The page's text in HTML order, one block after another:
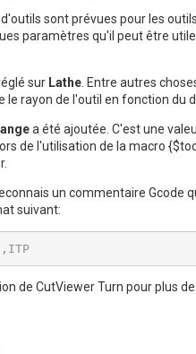
sont prévues pour les
paramètres qu'il peut être
sur Lathe . Entre autres
le rayon de l'outil en fonction du
a été ajoutée. C'est une
de l'utilisation de la macro
un commentaire Gcode
suivant:
de CutViewer Turn pour plus